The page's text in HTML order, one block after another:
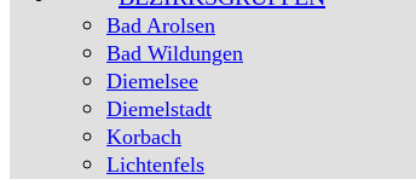
Bad Arolsen
Bad Wildungen
Diemelsee
Diemelstadt
Korbach
Lichtenfels